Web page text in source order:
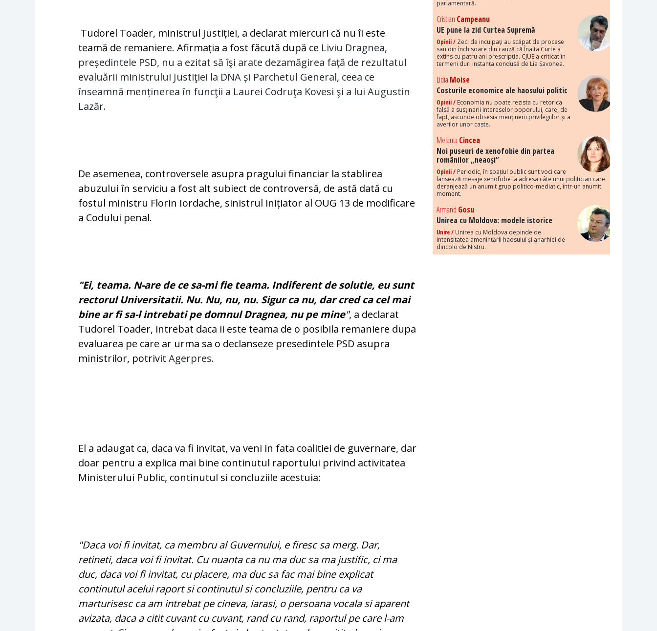
Tudorel Toader, ministrul Justiției, a declarat miercuri că nu îi este
teamă de remaniere. Afirmația a fost făcută după ce Liviu Dragnea,
președintele PSD, nu a ezitat să îşi arate dezamăgirea faţă de rezultatul
evaluării ministrului Justiţiei la DNA și Parchetul General, ceea ce
înseamnă menținerea în funcţii a Laurei Codruţa Kovesi şi a lui Augustin
Lazăr.
De asemenea, controversele asupra pragului financiar la stablirea
abuzului în serviciu a fost alt subiect de controversă, de astă dată cu
fostul ministru Florin Iordache, sinistrul inițiator al OUG 13 de modificare
a Codului penal.
"Ei, teama. N-are de ce sa-mi fie teama. Indiferent de solutie, eu sunt
rectorul Universitatii. Nu. Nu, nu, nu. Sigur ca nu, dar cred ca cel mai
bine ar fi sa-l intrebati pe domnul Dragnea, nu pe mine", a declarat
Tudorel Toader, intrebat daca ii este teama de o posibila remaniere dupa
evaluarea pe care ar urma sa o declanseze presedintele PSD asupra
ministrilor, potrivitAgerpres.
El a adaugat ca, daca va fi invitat, va veni in fata coalitiei de guvernare, dar
doar pentru a explica mai bine continutul raportului privind activitatea
Ministerului Public, continutul si concluziile acestuia:
"Daca voi fi invitat, ca membru al Guvernului, e firesc sa merg. Dar,
retineti, daca voi fi invitat. Cu nuanta ca nu ma duc sa ma justific, ci ma
duc, daca voi fi invitat, cu placere, ma duc sa fac mai bine explicat
continutul acelui raport si continutul si concluziile, pentru ca va
marturisesc ca am intrebat pe cineva, iarasi, o persoana vocala si aparent
avizata, daca a citit cuvant cu cuvant, rand cu rand, raportul pe care l-am
parlamentară.
Cristian Campeanu
UE pune la zid Curtea Supremă
Opinii / Zeci de inculpați au scăpat de procese
sau din închisoare din cauză că Înalta Curte a
extins cu patru ani prescripția. CJUE a criticat în
termeni duri instanța condusă de Lia Savonea.
Lidia Moise
Costurile economice ale haosului politic
Opinii / Economia nu poate rezista cu retorica
falsă a susținerii intereselor poporului, care, de
fapt, ascunde obsesia menținerii privilegiilor și a
averilor unor caste.
Melania Cincea
Noi puseuri de xenofobie din partea
românilor „neaoși”
Opinii / Periodic, în spațiul public sunt voci care
lansează mesaje xenofobe la adresa câte unui politician care
deranjează un anumit grup politico-mediatic, într-un anumit
moment.
Armand Gosu
Unirea cu Moldova: modele istorice
Unire / Unirea cu Moldova depinde de
intensitatea amenințării haosului și anarhiei de
dincolo de Nistru.